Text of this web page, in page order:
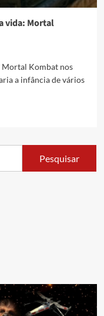
vida: Mortal
Mortal Kombat nos
a infância de vários